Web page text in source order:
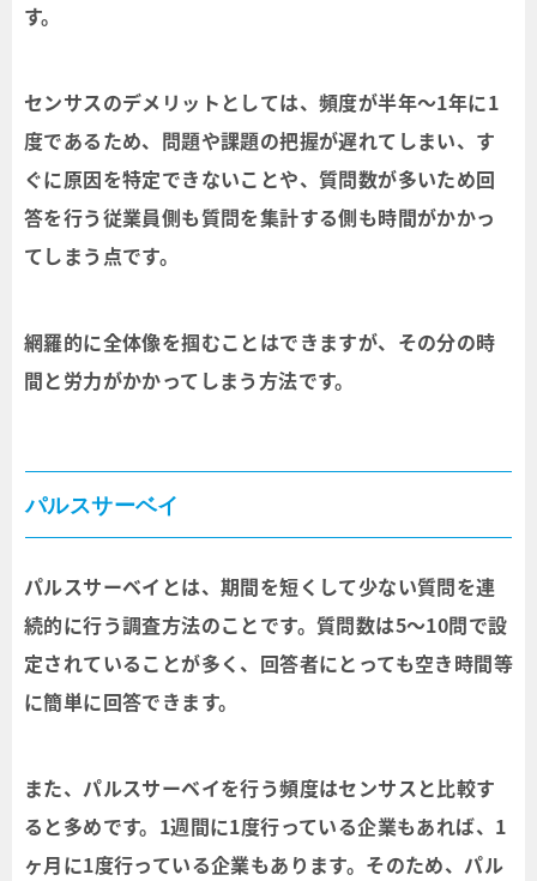
す。
センサスのデメリットとしては、頻度が半年〜1年に1
度であるため、問題や課題の把握が遅れてしまい、す
ぐに原因を特定できないことや、質問数が多いため回
答を行う従業員側も質問を集計する側も時間がかかっ
てしまう点です。
網羅的に全体像を掴むことはできますが、その分の時
間と労力がかかってしまう方法です。
パルスサーベイ
パルスサーベイとは、期間を短くして少ない質問を連
続的に行う調査方法のことです。質問数は5～10問で設
定されていることが多く、回答者にとっても空き時間等
に簡単に回答できます。
また、パルスサーベイを行う頻度はセンサスと比較す
ると多めです。1週間に1度行っている企業もあれば、1
ヶ月に1度行っている企業もあります。そのため、パル